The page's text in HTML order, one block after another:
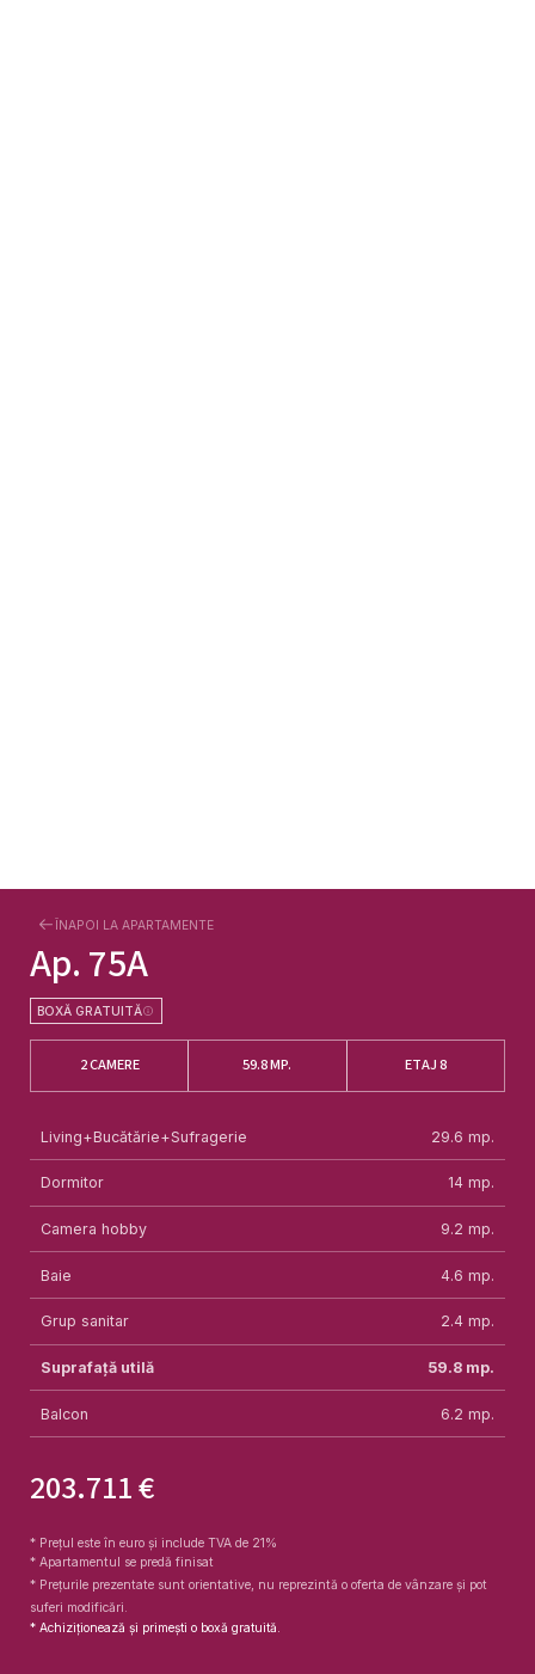
ÎNAPOI LA APARTAMENTE
Ap.75A
BOXĂ GRATUITĂ
2 CAMERE 59.8MP. ETAJ 8
Living+Bucătărie+Sufragerie 29.6 mp.
Dormitor 14mp.
Camera hobby 9.2 mp.
Baie 4.6 mp.
Grup sanitar 2.4mp.
Suprafață utilă 59.8mp.
Balcon 6.2 mp.
203.711 €
* Prețul este în euro și include TVA de 21%
* Apartamentul se predă finisat
* Prețurile prezentate sunt orientative, nu reprezintă o oferta de vânzare și pot
suferi modificări.
* Achiziționează și primești o boxă gratuită.